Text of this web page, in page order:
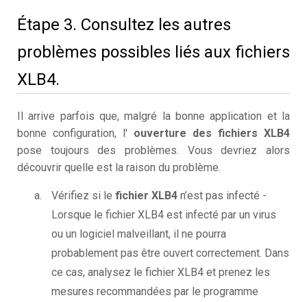
Étape 3. Consultez les autres
problèmes possibles liés aux fichiers
XLB4.
Il arrive parfois que, malgré la bonne application et la
bonne configuration, l' ouverture des fichiers XLB4
pose toujours des problèmes. Vous devriez alors
découvrir quelle est la raison du problème.
Vérifiez si le fichier XLB4 n’est pas infecté -
Lorsque le fichier XLB4 est infecté par un virus
ou un logiciel malveillant, il ne pourra
probablement pas être ouvert correctement. Dans
ce cas, analysez le fichier XLB4 et prenez les
mesures recommandées par le programme